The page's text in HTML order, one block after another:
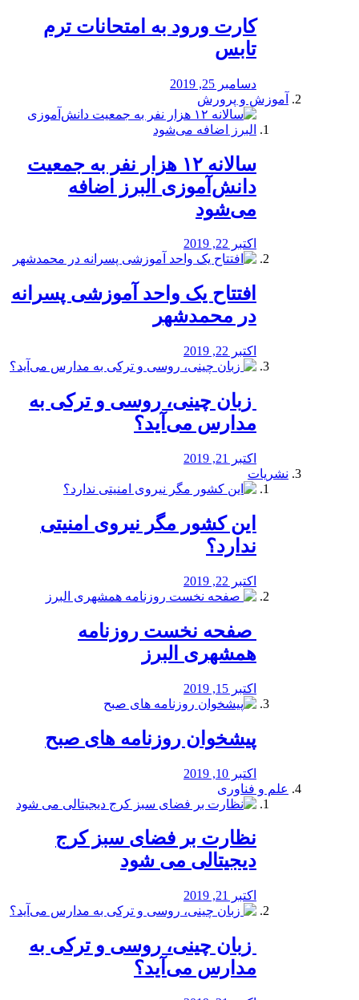
کارت ورود به امتحانات ترم
تابس
دسامبر 25, 2019
آموزش و پرورش
️سالانه ۱۲ هزار نفر به جمعیت
دانش‌آموزی البرز اضافه
می‌شود
اکتبر 22, 2019
افتتاح یک واحد آموزشی پسرانه
در محمدشهر
اکتبر 22, 2019
️ زبان چینی، روسی و ترکی به
مدارس می‌آید؟
اکتبر 21, 2019
نشریات
این کشور مگر نیروی امنیتی
ندارد؟
اکتبر 22, 2019
️ صفحه نخست روزنامه‌
همشهری البرز
اکتبر 15, 2019
پیشخوان روزنامه های صبح
اکتبر 10, 2019
علم و فناوری
نظارت بر فضای سبز کرج
دیجیتالی می شود
اکتبر 21, 2019
️ زبان چینی، روسی و ترکی به
مدارس می‌آید؟